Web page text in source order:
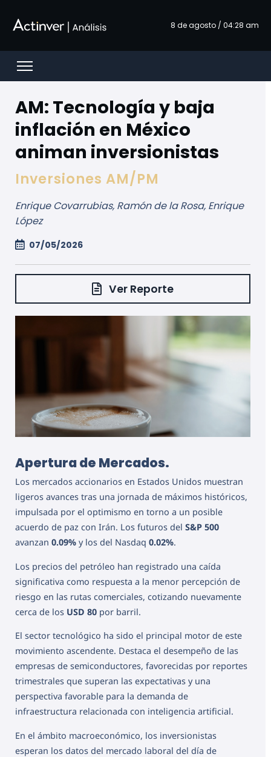
8 de agosto / 04:28 am
Open menu
AM: Tecnología y baja
inflación en México
animan inversionistas
Inversiones AM/PM
Enrique Covarrubias, Ramón de la Rosa, Enrique
López
07/05/2026
Ver Reporte
Apertura de Mercados.
Los mercados accionarios en Estados Unidos muestran
ligeros avances tras una jornada de máximos históricos,
impulsada por el optimismo en torno a un posible
acuerdo de paz con Irán. Los futuros del S&P 500
avanzan 0.09% y los del Nasdaq 0.02%.
Los precios del petróleo han registrado una caída
significativa como respuesta a la menor percepción de
riesgo en las rutas comerciales, cotizando nuevamente
cerca de los USD 80 por barril.
El sector tecnológico ha sido el principal motor de este
movimiento ascendente. Destaca el desempeño de las
empresas de semiconductores, favorecidas por reportes
trimestrales que superan las expectativas y una
perspectiva favorable para la demanda de
infraestructura relacionada con inteligencia artificial.
En el ámbito macroeconómico, los inversionistas
esperan los datos del mercado laboral del día de